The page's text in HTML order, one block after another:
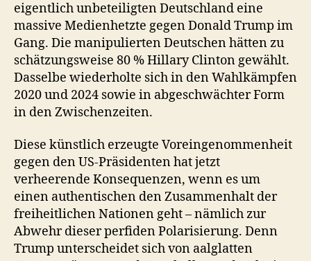
eigentlich unbeteiligten Deutschland eine
massive Medienhetzte gegen Donald Trump im
Gang. Die manipulierten Deutschen hätten zu
schätzungsweise 80 % Hillary Clinton gewählt.
Dasselbe wiederholte sich in den Wahlkämpfen
2020 und 2024 sowie in abgeschwächter Form
in den Zwischenzeiten.
Diese künstlich erzeugte Voreingenommenheit
gegen den US-Präsidenten hat jetzt
verheerende Konsequenzen, wenn es um
einen authentischen den Zusammenhalt der
freiheitlichen Nationen geht – nämlich zur
Abwehr dieser perfiden Polarisierung. Denn
Trump unterscheidet sich von aalglatten